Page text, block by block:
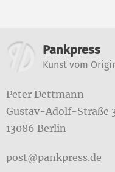
WeiterePankpress
Kunst vom
Peter Dettmann
Gustav-Adolf-Straße
13086 Berlin
post@pankpress.de